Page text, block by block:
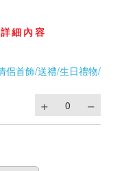
細內容
侶首飾/送禮/生日禮物/